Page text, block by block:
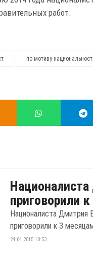
работ.
по мотиву
приговорили
Националиста Дмитрия
приговорили к 3
24.04.2015 10:53